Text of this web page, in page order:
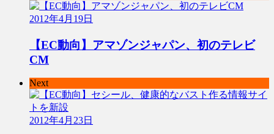
2012年4月19日
【EC動向】アマゾンジャパン、初のテレビ
CM
Next
2012年4月23日